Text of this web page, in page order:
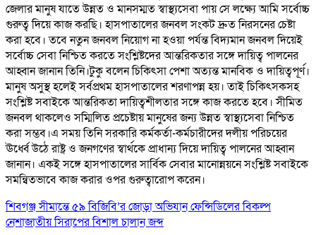
জেলার মানুষ যাতে উন্নত ও মানসম্মত স্বাস্থ্যসেবা পায় সে লক্ষ্যে আমি সর্বোচ্চ
গুরুত্ব দিয়ে কাজ করছি। হাসপাতালের জনবল সংকট দ্রুত নিরসনের চেষ্টা
করা হবে। তবে নতুন জনবল নিয়োগ না হওয়া পর্যন্ত বিদ্যমান জনবল দিয়েই
সর্বোচ্চ সেবা নিশ্চিত করতে সংশ্লিষ্টদের আন্তরিকতার সঙ্গে দায়িত্ব পালনের
আহ্বান জানান তিনি।টুকু বলেন চিকিৎসা পেশা অত্যন্ত মানবিক ও দায়িত্বপূর্ণ।
মানুষ অসুস্থ হলেই সর্বপ্রথম হাসপাতালের শরণাপন্ন হয়। তাই চিকিৎসকসহ
সংশ্লিষ্ট সবাইকে আন্তরিকতা দায়িত্বশীলতার সঙ্গে কাজ করতে হবে। সীমিত
জনবল থাকলেও সম্মিলিত প্রচেষ্টায় মানুষের জন্য উন্নত স্বাস্থ্যসেবা নিশ্চিত
করা সম্ভব।এ সময় তিনি সরকারি কর্মকর্তা-কর্মচারীদের দলীয় পরিচয়ের
ঊর্ধ্বে উঠে রাষ্ট্র ও জনগণের স্বার্থকে প্রাধান্য দিয়ে দায়িত্ব পালনের আহ্বান
জানান। একই সঙ্গে হাসপাতালের সার্বিক সেবার মানোন্নয়নে সংশ্লিষ্ট সবাইকে
সমন্বিতভাবে কাজ করার ওপর গুরুত্বারোপ করেন।
শিবগঞ্জ সীমান্তে ৫৯ বিজিবি’র জোড়া অভিযান ফেন্সিডিলের বিকল্প
নেশাজাতীয় সিরাপের বিশাল চালান জব্দ